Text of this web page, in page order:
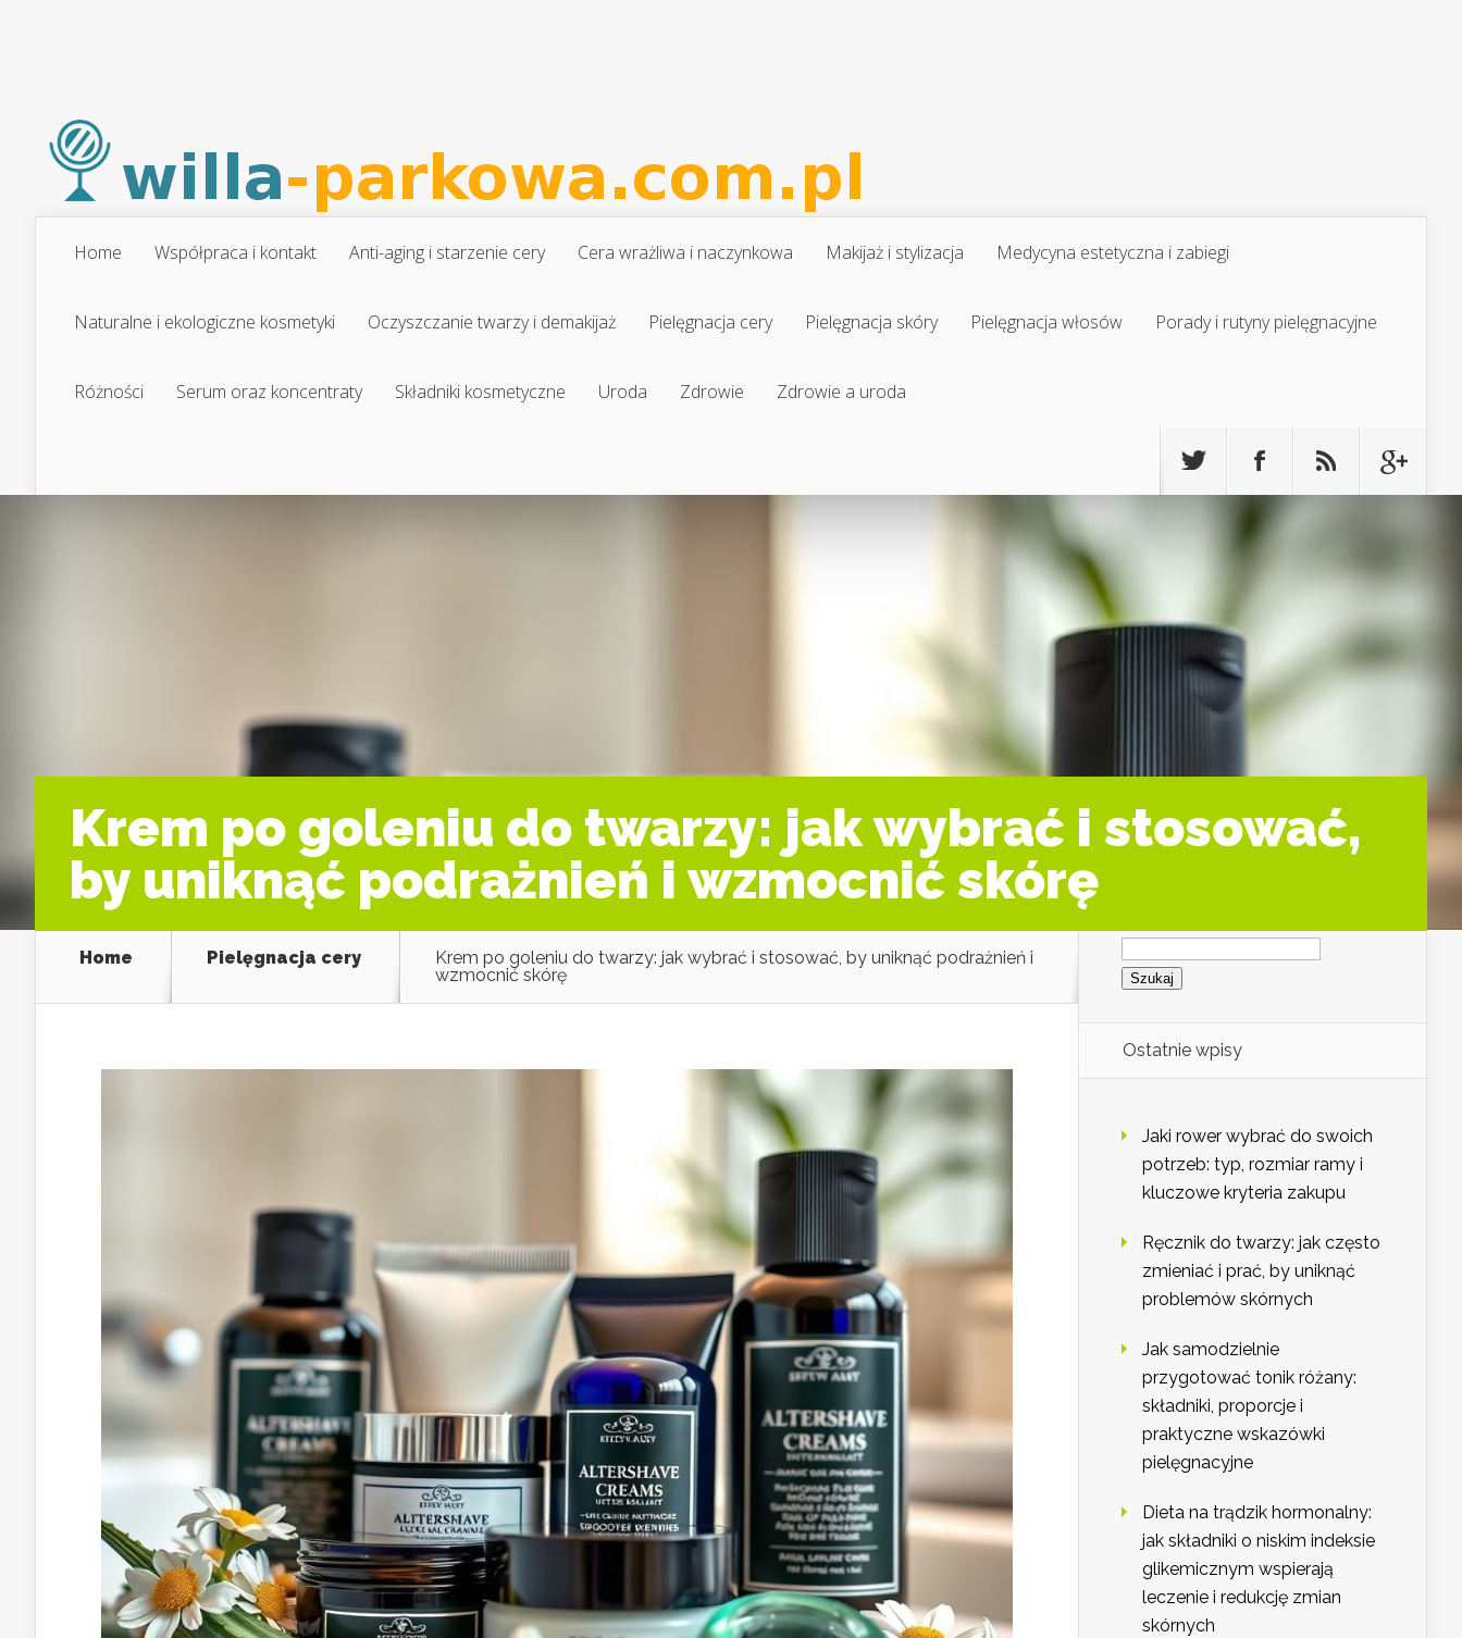
Home Współpraca i kontakt Anti-aging i starzenie cery Cera wrażliwa i naczynkowa Makijaż i stylizacja Medycyna estetyczna i zabiegi
Naturalne i ekologiczne kosmetyki Oczyszczanie twarzy i demakijaż Pielęgnacja cery Pielęgnacja skóry Pielęgnacja włosów Porady i rutyny pielęgnacyjne
Różności Serum oraz koncentraty Składniki kosmetyczne Uroda Zdrowie Zdrowie a uroda
Krem po goleniu do twarzy: jak wybrać i stosować,
by uniknąć podrażnień i wzmocnić skórę
Home Pielęgnacja cery
Krem po goleniu do twarzy: jak wybrać i stosować, by uniknąć podrażnień i
wzmocnić skórę
Szukaj:
Ostatnie wpisy
Jaki rower wybrać do swoich
potrzeb: typ, rozmiar ramy i
kluczowe kryteria zakupu
Ręcznik do twarzy: jak często
zmieniać i prać, by uniknąć
problemów skórnych
Jak samodzielnie
przygotować tonik różany:
składniki, proporcje i
praktyczne wskazówki
pielęgnacyjne
Dieta na trądzik hormonalny:
jak składniki o niskim indeksie
glikemicznym wspierają
leczenie i redukcję zmian
skórnych